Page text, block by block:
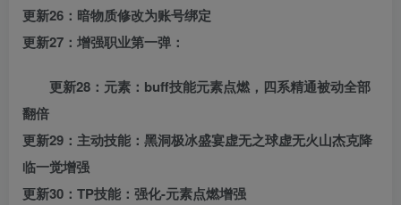
更新26：暗物质修改为账号绑定
更新27：增强职业第一弹：
更新28：元素：buff技能元素点燃，四系精通被动全部
翻倍
更新29：主动技能：黑洞极冰盛宴虚无之球虚无火山杰克降
临一觉增强
更新30：TP技能：强化-元素点燃增强